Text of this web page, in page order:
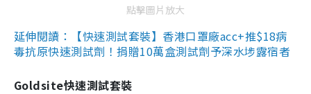
點擊圖片放大
延伸閱讀：【快速測試套裝】香港口罩廠acc+推$18病
毒抗原快速測試劑！捐贈10萬盒測試劑予深水埗露宿者
Goldsite快速測試套裝